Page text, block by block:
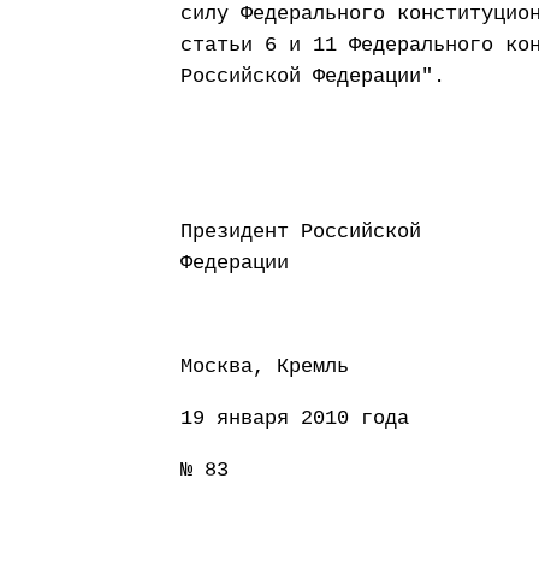
силу Федерального
статьи 6 и 11 Федерального
Российской Федерации".
Президент Российской
Федерации
Москва, Кремль
19 января 2010 года
№ 83